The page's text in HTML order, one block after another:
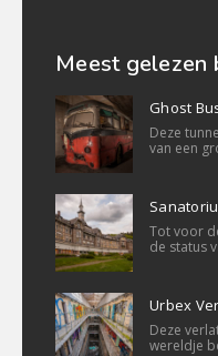
Meest gelezen
Ghost
Deze
van een
Tot voor
de status
Urbex
Deze
wereldje